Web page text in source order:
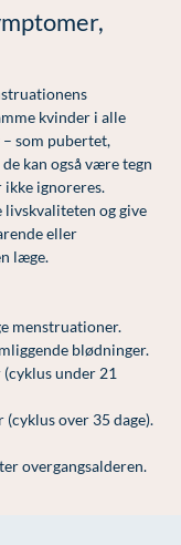
og anti-
Privathospital
kvinder i alle
som pubertet,
kan også være tegn
ikke ignoreres.
livskvaliteten og give
eller
læge.
menstruationer.
blødninger.
under 21
over 35 dage).
overgangsalderen.